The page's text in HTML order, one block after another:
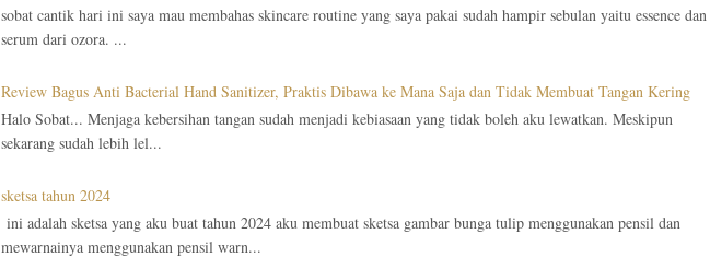
sobat cantik hari ini saya mau membahas skincare routine yang saya pakai sudah hampir sebulan yaitu essence dan
serum dari ozora. ...
Review Bagus Anti Bacterial Hand Sanitizer, Praktis Dibawa ke Mana Saja dan Tidak Membuat Tangan Kering
Halo Sobat... Menjaga kebersihan tangan sudah menjadi kebiasaan yang tidak boleh aku lewatkan. Meskipun
sekarang sudah lebih lel...
sketsa tahun 2024
ini adalah sketsa yang aku buat tahun 2024 aku membuat sketsa gambar bunga tulip menggunakan pensil dan
mewarnainya menggunakan pensil warn...